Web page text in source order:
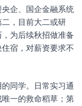
企、国企金融系统
，目前大二或研
为后续秋招做准备
宿，对薪资要求不
同学。日常实习通
一的救命稻草；第